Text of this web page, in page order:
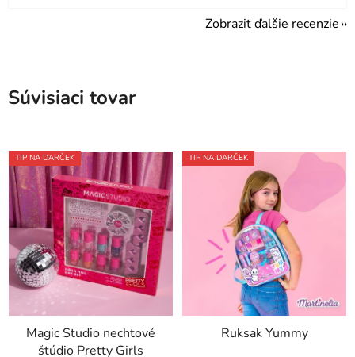
Zobraziť ďalšie recenzie
Súvisiaci tovar
TIP NA DARČEK
Magic Studio nechtové
štúdio Pretty Girls
TIP NA DARČEK
Ruksak Yummy